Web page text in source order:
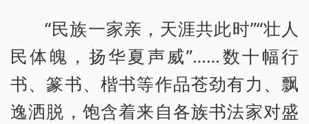
“民族一家亲，天涯共此时”“壮人
民体魄，扬华夏声威”……数十幅行
书、篆书、楷书等作品苍劲有力、飘
逸洒脱，饱含着来自各族书法家对盛